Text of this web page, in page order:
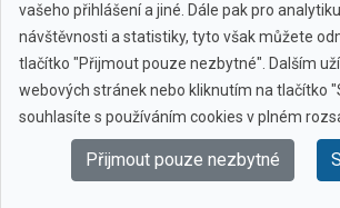
vašeho přihlášení a jiné. Dále pak pro
návštěvnosti a statistiky, tyto však můžete
tlačítko "Přijmout pouze nezbytné". Dalším
webových stránek nebo kliknutím na tlačítko
souhlasíte s používáním cookies v plném
Přijmout pouze nezbytné